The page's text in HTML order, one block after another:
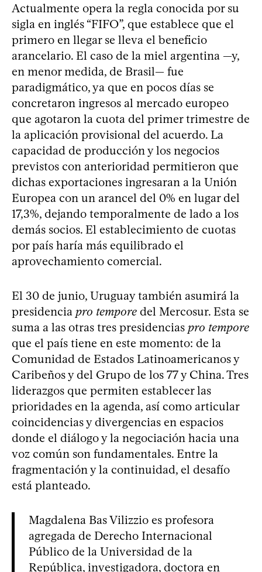
Actualmente opera la regla conocida por su
sigla en inglés “FIFO”, que establece que el
primero en llegar se lleva el beneficio
arancelario. El caso de la miel argentina —y,
en menor medida, de Brasil— fue
paradigmático, ya que en pocos días se
concretaron ingresos al mercado europeo
que agotaron la cuota del primer trimestre de
la aplicación provisional del acuerdo. La
capacidad de producción y los negocios
previstos con anterioridad permitieron que
dichas exportaciones ingresaran a la Unión
Europea con un arancel del 0% en lugar del
17,3%, dejando temporalmente de lado a los
demás socios. El establecimiento de cuotas
por país haría más equilibrado el
aprovechamiento comercial.
El 30 de junio, Uruguay también asumirá la
presidencia pro tempore del Mercosur. Esta se
suma a las otras tres presidencias pro tempore
que el país tiene en este momento: de la
Comunidad de Estados Latinoamericanos y
Caribeños y del Grupo de los 77 y China. Tres
liderazgos que permiten establecer las
prioridades en la agenda, así como articular
coincidencias y divergencias en espacios
donde el diálogo y la negociación hacia una
voz común son fundamentales. Entre la
fragmentación y la continuidad, el desafío
está planteado.
Magdalena Bas Vilizzio es profesora
agregada de Derecho Internacional
Público de la Universidad de la
República, investigadora, doctora en